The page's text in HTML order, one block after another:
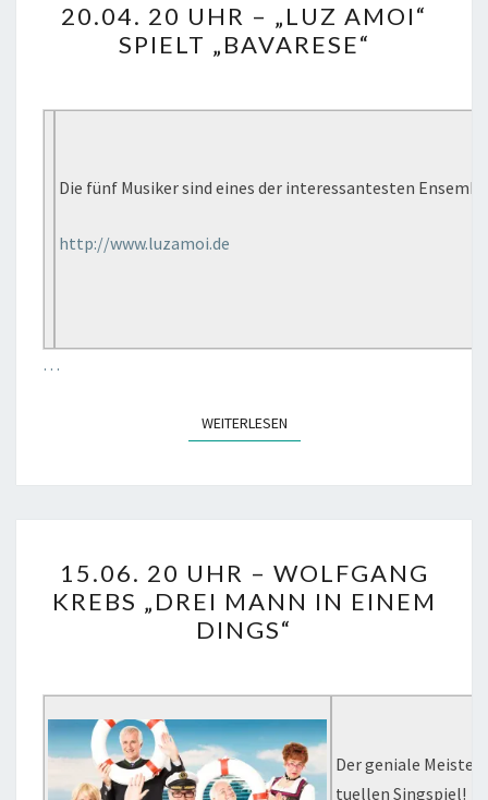
20
UHR
„LUZ
„BAVARESE“
20.04. 20 UHR – „LUZ AMOI“
SPIELT „BAVARESE“
Die fünf Musiker sind eines der interessantesten
http://www.luzamoi.de
…
WEITERLESENWEITERLESEN
20
UHR
–
KREBS
„DREI
MANN
IN
15.06. 20 UHR – WOLFGANG
KREBS „DREI MANN IN EINEM
DINGS“
Der geniale
tuellen Singspiel!